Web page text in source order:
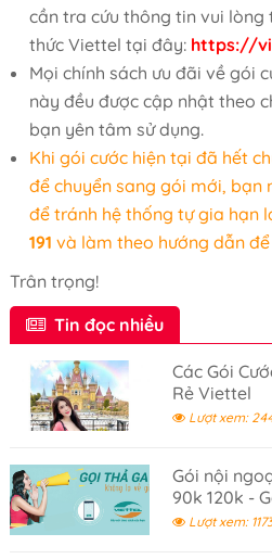
cần tra cứu thông tin vui lòng
thức Viettel tại đây: https://
Mọi chính sách ưu đãi về gói
này đều được cập nhật theo
bạn yên tâm sử dụng.
Khi gói cước hiện tại đã hết
để chuyển sang gói mới, bạn
để tránh hệ thống tự gia hạn
191 và làm theo hướng dẫn
Trân trọng!
Tin đọc nhiều
Các Gói
Rẻ Viettel
Lượt xem:
Gói nội
90k 120k -
Lượt xem: